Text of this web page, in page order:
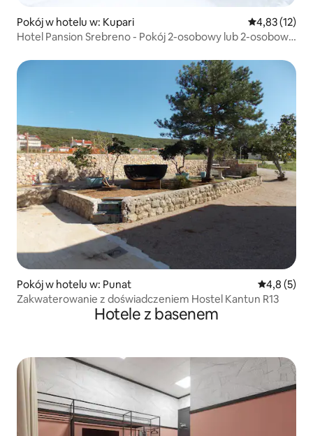
Pokój w hotelu w: Kupari Średnia
4,83 (12)
Hotel Pansion Srebreno - Pokój 2-osobowy lub 2-osobowy
Pokój w hotelu w: Punat Średnia
4,8 (5)
Zakwaterowanie z doświadczeniem Hostel Kantun R13
Hotele z basenem